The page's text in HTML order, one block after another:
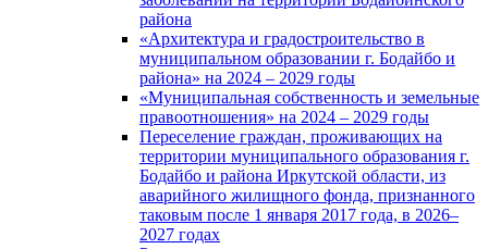
района
«Архитектура и градостроительство в
муниципальном образовании г. Бодайбо и
района» на 2024 – 2029 годы
«Муниципальная собственность и земельные
правоотношения» на 2024 – 2029 годы
Переселение граждан, проживающих на
территории муниципального образования г.
Бодайбо и района Иркутской области, из
аварийного жилищного фонда, признанного
таковым после 1 января 2017 года, в 2026–
2027 годах